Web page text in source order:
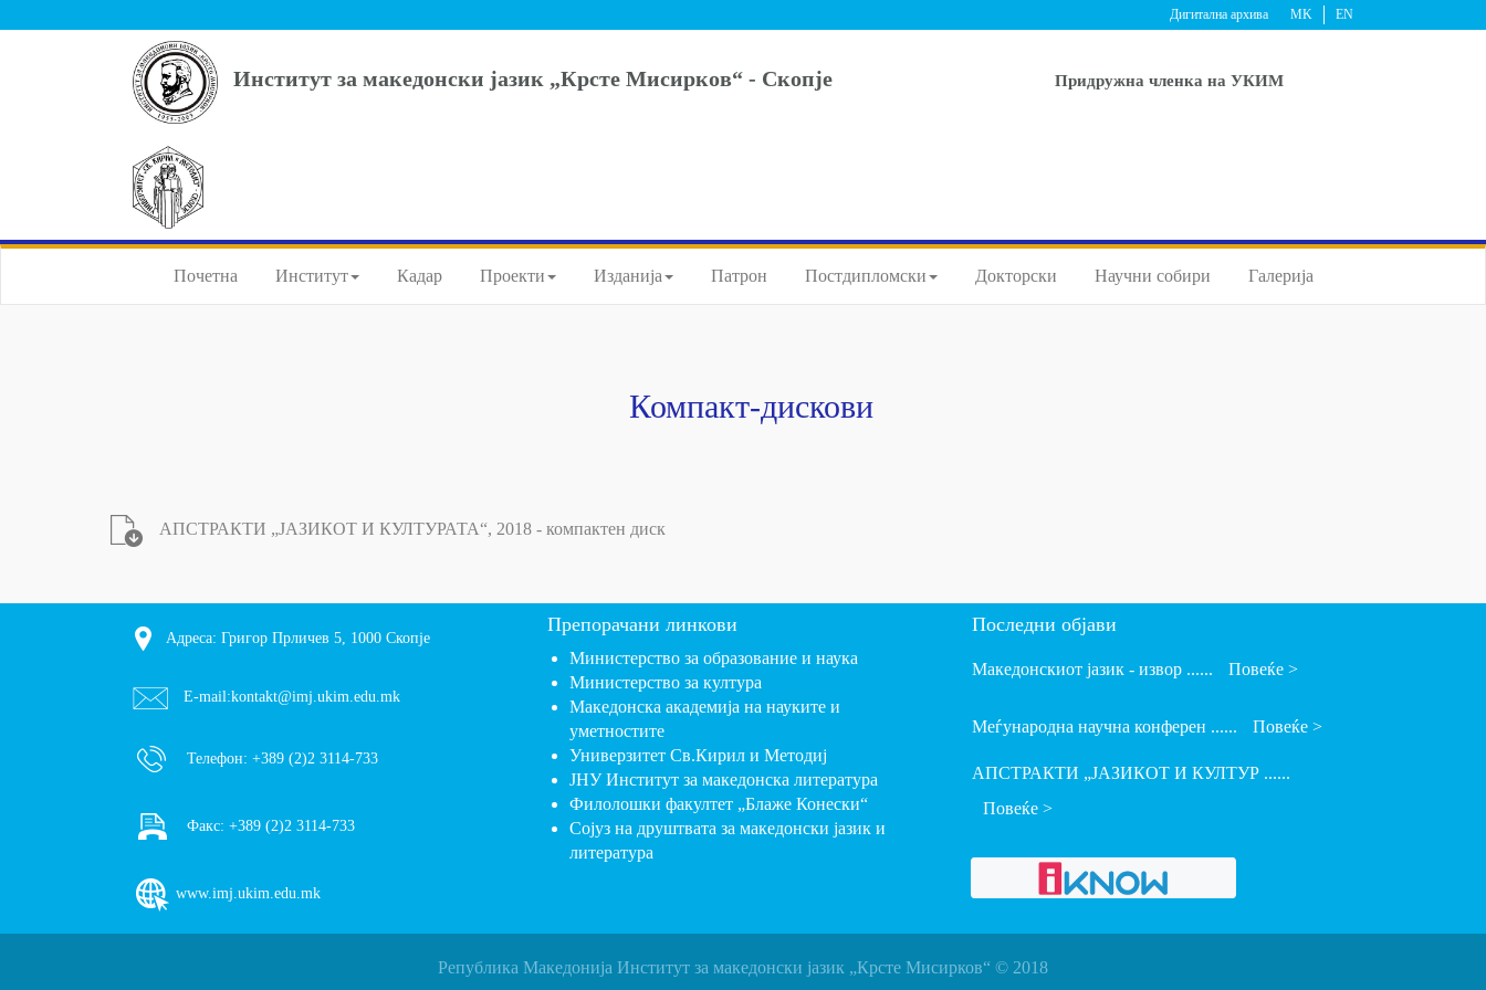
MK EN
Дигитална архива
Институт за македонски јазик „Крсте Мисирков“ - Скопје Придружна членка на УКИМ
Почетна Институт Кадар Проекти Изданија Патрон Постдипломски Докторски Научни собири Галерија
Компакт-дискови
АПСТРАКТИ „ЈАЗИКОТ И КУЛТУРАТА“, 2018 - компактен диск
Адреса: Григор Прличев 5, 1000 Скопје
E-mail:kontakt@imj.ukim.edu.mk
Телефон: +389 (2)2 3114-733
Факс: +389 (2)2 3114-733
www.imj.ukim.edu.mk
Препорачани линкови
Министерство за образование и наука
Министерство за култура
Македонска академија на науките и
уметностите
Универзитет Св.Кирил и Методиј
ЈНУ Институт за македонска литература
Филолошки факултет „Блаже Конески“
Сојуз на друштвата за македонски јазик и
литература
Последни објави
Македонскиот јазик - извор ...... Повеќе >
Меѓународна научна конферен ...... Повеќе >
АПСТРАКТИ „ЈАЗИКОТ И КУЛТУР ......
Повеќе >
Република Македонија Институт за македонски јазик „Крсте Мисирков“ © 2018